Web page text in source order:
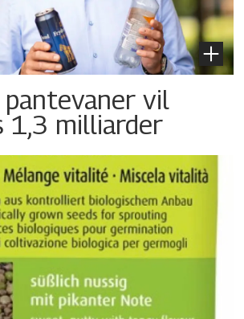
pantevaner vil
1,3 milliarder